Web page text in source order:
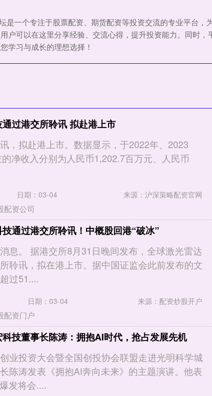
是一个专注于股票配资、期货配资等投资交流的专业平台
户可以在这里分享经验、交流心得，提升投资能力。同时
学习与成长的理想选择！
过港交所聆讯 拟赴港上市
，拟赴港上市。数据显示，于2022年、2023
净收入分别为人民币1,202.7百万元、人民币
日期：03-04 来源：沪深策略配资官网
配资公司
通过港交所聆讯！中概股回港“破冰”
息。 据港交所8月31日晚间发布，全球激光雷达
聆讯，拟在港上市。据中国证监会此前发布的文
过51....
日期：03-04 来源：配资炒股开户
配资门户
技董事长陈涛：拥抱AI时代，抢占发展先机
业投资大会暨全国创投协会联盟走进光明科学城
陈涛发表《拥抱AI奔向未来》的主题演讲。他表
发将会....